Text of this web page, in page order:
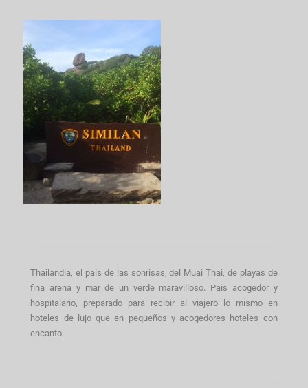
Thailandia, el país de las sonrisas, del Muai Thai, de playas de
fina arena y mar de un verde maravilloso. Pais acogedor y
hospitalario, preparado para recibir al viajero lo mismo en
hoteles de lujo que en pequeños y acogedores hoteles con
encanto.